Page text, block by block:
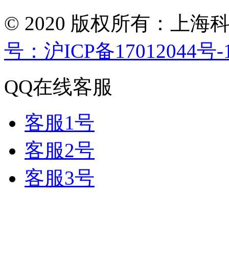
© 2020 版权所有：上海
号：沪ICP备17012044号-
QQ在线客服
客服1号
客服2号
客服3号